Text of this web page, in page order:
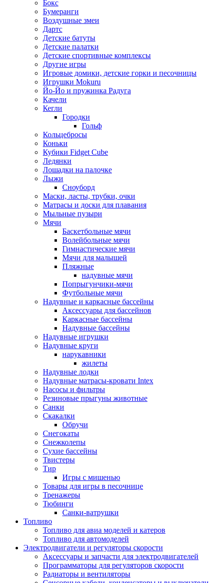
Бокс
Бумеранги
Воздушные змеи
Дартс
Детские батуты
Детские палатки
Детские спортивные комплексы
Другие игры
Игровые домики, детские горки и песочницы
Игрушки Mokuru
Йо-Йо и пружинка Радуга
Качели
Кегли
Городки
Гольф
Кольцебросы
Коньки
Кубики Fidget Cube
Ледянки
Лошадки на палочке
Лыжи
Сноуборд
Маски, ласты, трубки, очки
Матрасы и доски для плавания
Мыльные пузыри
Мячи
Баскетбольные мячи
Волейбольные мячи
Гимнастические мячи
Мячи для малышей
Пляжные
надувные мячи
Попрыгунчики-мячи
Футбольные мячи
Надувные и каркасные бассейны
Аксессуары для бассейнов
Каркасные бассейны
Надувные бассейны
Надувные игрушки
Надувные круги
нарукавники
жилеты
Надувные лодки
Надувные матрасы-кровати Intex
Насосы и фильтры
Резиновые прыгуны животные
Санки
Скакалки
Обручи
Снегокаты
Снежколепы
Сухие бассейны
Твистеры
Тир
Игры с мишенью
Товары для игры в песочнице
Тренажеры
Тюбинги
Санки-ватрушки
Топливо
Топливо для авиа моделей и катеров
Топливо для автомоделей
Электродвигатели и регуляторы скорости
Аксессуары и запчасти для электродвигателей
Программаторы для регуляторов скорости
Радиаторы и вентиляторы